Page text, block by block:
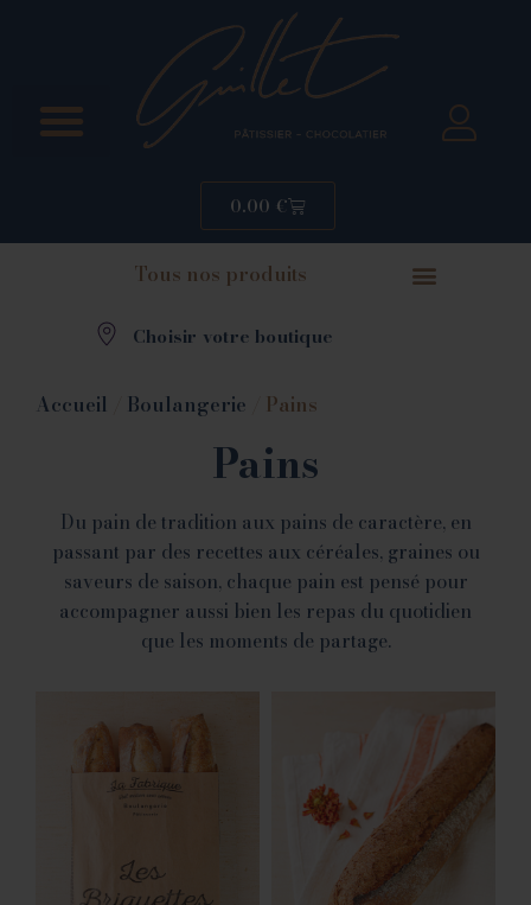
0.00 €
Tous nos produits
Choisir votre boutique
Accueil Boulangerie / Pains
Pains
Du pain de tradition aux pains de caractère, en
passant par des recettes aux céréales, graines ou
saveurs de saison, chaque pain est pensé pour
accompagner aussi bien les repas du quotidien
que les moments de partage.